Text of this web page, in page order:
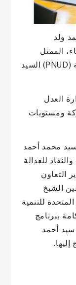
ولد
الممثل
المقيم لبرنامج الأمم المتحدة للتنمية (PNUD) السيد
العدل
ومستويات
محمد أحمد
للعدالة
التعاون
الشيخ
للتنمية
ببرنامج
سيد أحمد